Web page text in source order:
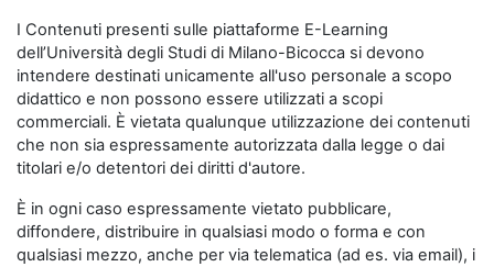
I Contenuti presenti sulle piattaforme E-Learning
dell’Università degli Studi di Milano-Bicocca si devono
intendere destinati unicamente all'uso personale a scopo
didattico e non possono essere utilizzati a scopi
commerciali. È vietata qualunque utilizzazione dei contenuti
che non sia espressamente autorizzata dalla legge o dai
titolari e/o detentori dei diritti d'autore.
È in ogni caso espressamente vietato pubblicare,
diffondere, distribuire in qualsiasi modo o forma e con
qualsiasi mezzo, anche per via telematica (ad es. via email), i